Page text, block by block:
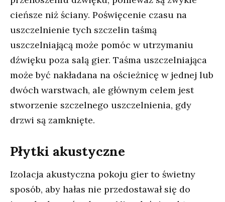
cieńsze niż ściany. Poświęcenie czasu na
uszczelnienie tych szczelin taśmą
uszczelniającą może pomóc w utrzymaniu
dźwięku poza salą gier. Taśma uszczelniająca
może być nakładana na ościeżnicę w jednej lub
dwóch warstwach, ale głównym celem jest
stworzenie szczelnego uszczelnienia, gdy
drzwi są zamknięte.
Płytki akustyczne
Izolacja akustyczna pokoju gier to świetny
sposób, aby hałas nie przedostawał się do